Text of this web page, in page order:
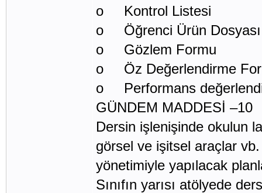
o Kontrol Listesi
o Öğrenci Ürün Dosyası
o Gözlem Formu
o Öz Değerlendirme
o Performans
GÜNDEM MADDESİ –10
Dersin işlenişinde okulun
görsel ve işitsel araçlar vb.
yönetimiyle yapılacak
Sınıfın yarısı atölyede